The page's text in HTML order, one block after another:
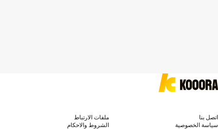
اتصل بنا
ملفات الارتباط
سياسة الخصوصية
الشروط والاحكام